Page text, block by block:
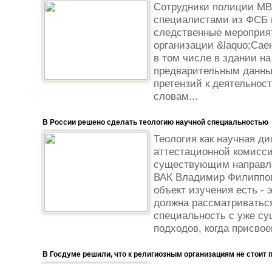
Сотрудники полиции
специалистами из ФСБ
следственные
организации
в том числе в здании
предварительным
претензий к
словам...
В России решено сделать теологию научной специальностью
Теология как научная
аттестационной
существующим
ВАК Владимир
объект изучения есть -
должна
специальность с уже
подходов, когда
В Госдуме решили, что к религиозным организациям не